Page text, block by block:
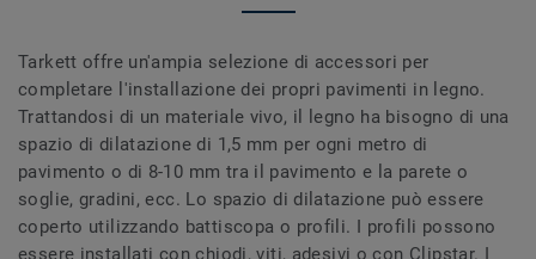
Tarkett offre un'ampia selezione di accessori per
completare l'installazione dei propri pavimenti in legno.
Trattandosi di un materiale vivo, il legno ha bisogno di una
spazio di dilatazione di 1,5 mm per ogni metro di
pavimento o di 8-10 mm tra il pavimento e la parete o
soglie, gradini, ecc. Lo spazio di dilatazione può essere
coperto utilizzando battiscopa o profili. I profili possono
essere installati con chiodi, viti, adesivi o con Clipstar. I